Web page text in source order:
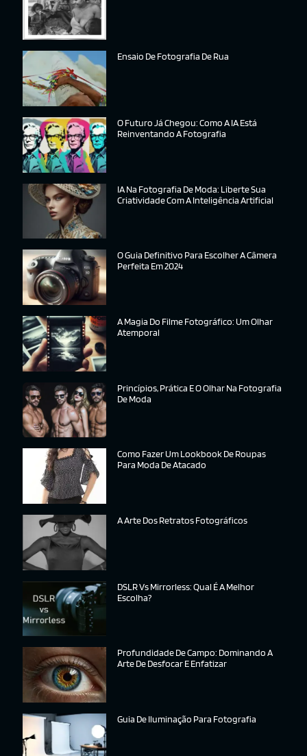
Ensaio De Fotografia De Rua
O Futuro Já Chegou: Como A IA Está
Reinventando A Fotografia
IA Na Fotografia De Moda: Liberte Sua
Criatividade Com A Inteligência Artificial
O Guia Definitivo Para Escolher A Câmera
Perfeita Em 2024
A Magia Do Filme Fotográfico: Um Olhar
Atemporal
Princípios, Prática E O Olhar Na Fotografia
De Moda
Como Fazer Um Lookbook De Roupas
Para Moda De Atacado
A Arte Dos Retratos Fotográficos
DSLR Vs Mirrorless: Qual É A Melhor
Escolha?
Profundidade De Campo: Dominando A
Arte De Desfocar E Enfatizar
Guia De Iluminação Para Fotografia